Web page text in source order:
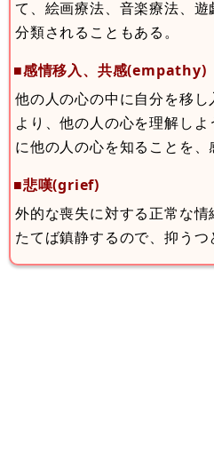
て、絵画療法、音楽療法、
分類されることもある。
■感情移入、共感(empathy)
他の人の心の中に自分を移
より、他の人の心を理解し
に他の人の心を知ることを、
■悲嘆(grief)
外的な喪失に対する正常な
たてば鎮静するので、抑うつ